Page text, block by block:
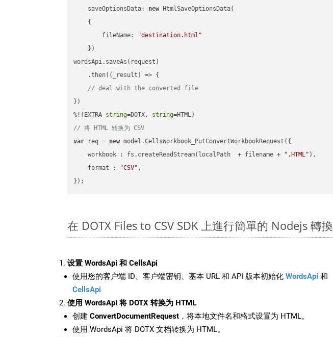
saveOptionsData: new HtmlSaveOptionsData(
    {
fileName:
"destination.html"
    })
wordsApi.saveAs(request)
    .then(
( _result ) => {
// deal with the converted file
})
%!(EXTRA string=DOTX, string
// 将 HTML 转换为 CSV
var req = new model.CellsWorkbook_PutConvertWorkbookRequest({
workbook : fs.createReadStream(localPath  + filename + ".HTML" ),
format : "CSV" ,
在 DOTX Files to CSV SDK 上進行簡單的 Nodejs 轉換
设置 WordsApi 和 CellsApi
使用您的客户端 ID、客户端密钥、基本 URL 和 API 版本初始化 WordsApi 和
CellsApi
使用 WordsApi 将 DOTX 转换为 HTML
创建 ConvertDocumentRequest ，将本地文件名和格式设置为 HTML。
使用 WordsApi 将 DOTX 文档转换为 HTML。